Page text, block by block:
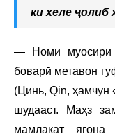
ки хеле ҷолиб
— Номи муосири
боварӣ метавон
(Цинь, Qin,
шудааст. Маҳз
мамлакат ягона